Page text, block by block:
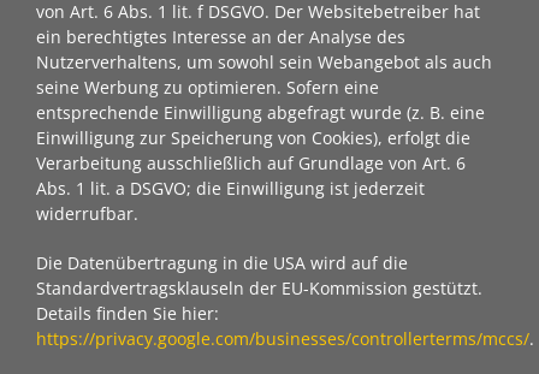
von Art. 6 Abs. 1 lit. f DSGVO. Der Websitebetreiber hat
ein berechtigtes Interesse an der Analyse des
Nutzerverhaltens, um sowohl sein Webangebot als auch
seine Werbung zu optimieren. Sofern eine
entsprechende Einwilligung abgefragt wurde (z. B. eine
Einwilligung zur Speicherung von Cookies), erfolgt die
Verarbeitung ausschließlich auf Grundlage von Art. 6
Abs. 1 lit. a DSGVO; die Einwilligung ist jederzeit
widerrufbar.
Die Datenübertragung in die USA wird auf die
Standardvertragsklauseln der EU-Kommission gestützt.
Details finden Sie hier:
https://privacy.google.com/businesses/controllerterms/mccs/.